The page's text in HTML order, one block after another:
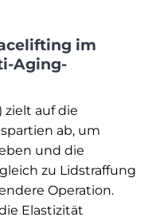
im
Aging-
zielt auf die
ab, um
und die
zu Lidstraffung
Operation.
Elastizität